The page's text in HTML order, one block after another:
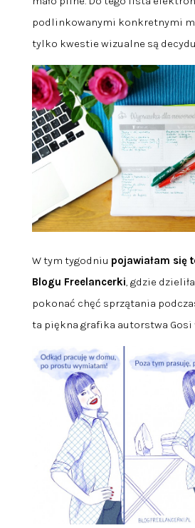
podlinkowanymi konkretnymi
tylko kwestie wizualne są
W tym tygodniu pojawiałam się
Blogu Freelancerki, gdzie
pokonać chęć sprzątania
ta piękna grafika autorstwa Gosi